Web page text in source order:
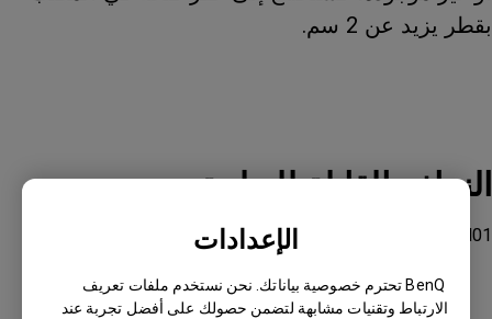
الإعدادات
BenQ تحترم خصوصية بياناتك. نحن نستخدم ملفات تعريف
الارتباط وتقنيات مشابهة لتضمن حصولك على أفضل تجربة عند
بقطر يزيد عن 2 سم.
النماذج القابلة للتطبيق
BDH01